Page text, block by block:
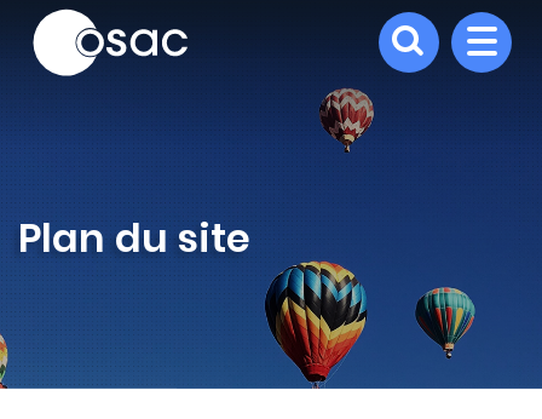
contenu
principal
Plan du site